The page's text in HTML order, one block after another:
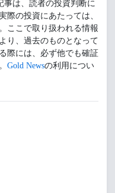
事は、読者の投資判断に
際の投資にあたっては、
ここで取り扱われる情報
り、過去のものとなって
際には、必ず他でも確証
Gold Newsの利用につい